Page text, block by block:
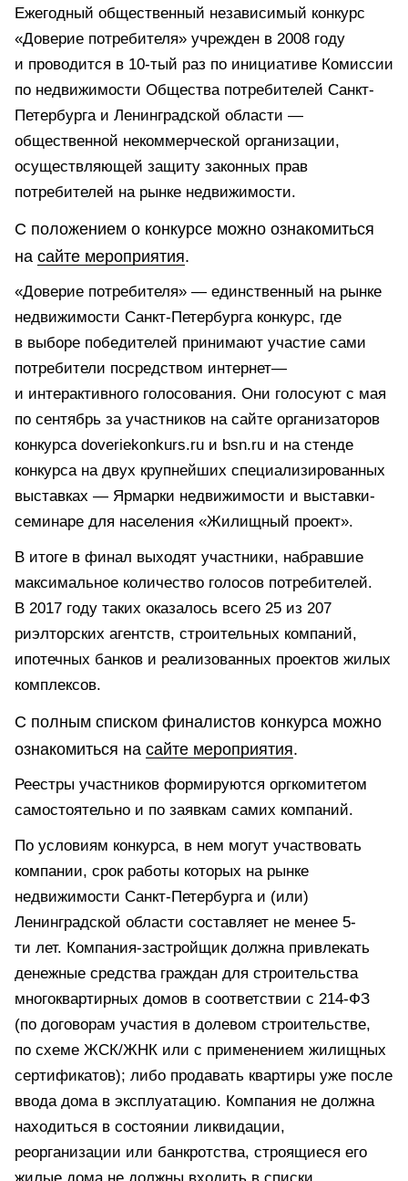
Ежегодный общественный независимый конкурс
«Доверие потребителя» учрежден в 2008 году
и проводится в 10-тый раз по инициативе Комиссии
по недвижимости Общества потребителей Санкт-
Петербурга и Ленинградской области —
общественной некоммерческой организации,
осуществляющей защиту законных прав
потребителей на рынке недвижимости.
С положением о конкурсе можно ознакомиться
на сайте мероприятия.
«Доверие потребителя» — единственный на рынке
недвижимости Санкт-Петербурга конкурс, где
в выборе победителей принимают участие сами
потребители посредством интернет—
и интерактивного голосования. Они голосуют с мая
по сентябрь за участников на сайте организаторов
конкурса doveriekonkurs.ru и bsn.ru и на стенде
конкурса на двух крупнейших специализированных
выставках — Ярмарки недвижимости и выставки-
семинаре для населения «Жилищный проект».
В итоге в финал выходят участники, набравшие
максимальное количество голосов потребителей.
В 2017 году таких оказалось всего 25 из 207
риэлторских агентств, строительных компаний,
ипотечных банков и реализованных проектов жилых
комплексов.
С полным списком финалистов конкурса можно
ознакомиться на сайте мероприятия.
Реестры участников формируются оргкомитетом
самостоятельно и по заявкам самих компаний.
По условиям конкурса, в нем могут участвовать
компании, срок работы которых на рынке
недвижимости Санкт-Петербурга и (или)
Ленинградской области составляет не менее 5-
ти лет. Компания-застройщик должна привлекать
денежные средства граждан для строительства
многоквартирных домов в соответствии с 214-ФЗ
(по договорам участия в долевом строительстве,
по схеме ЖСК/ЖНК или с применением жилищных
сертификатов); либо продавать квартиры уже после
ввода дома в эксплуатацию. Компания не должна
находиться в состоянии ликвидации,
реорганизации или банкротства, строящиеся его